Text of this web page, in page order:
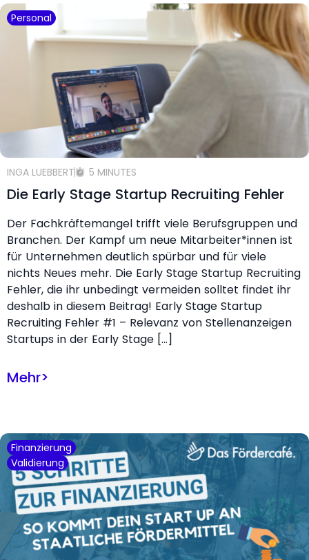
Personal
INGA LUEBBERT 5 MINUTES
Die Early Stage Startup Recruiting Fehler
Der Fachkräftemangel trifft viele Berufsgruppen und
Branchen. Der Kampf um neue Mitarbeiter*innen ist
für Unternehmen deutlich spürbar und für viele
nichts Neues mehr. Die Early Stage Startup Recruiting
Fehler, die ihr unbedingt vermeiden solltet findet ihr
deshalb in diesem Beitrag! Early Stage Startup
Recruiting Fehler #1 – Relevanz von Stellenanzeigen
Startups in der Early Stage […]
Mehr>
Finanzierung
Validierung